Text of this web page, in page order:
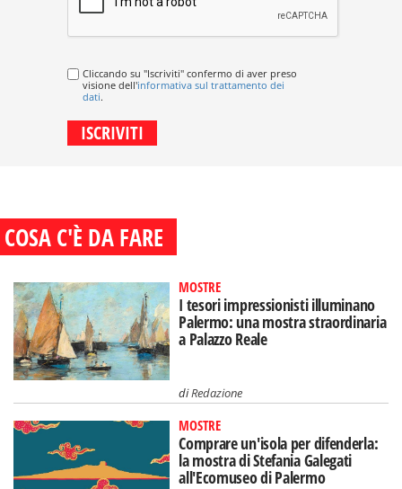
Cliccando su "Iscriviti" confermo di aver preso
visione dell'informativa sul trattamento dei
dati.
COSA C'È DA FARE
MOSTRE
I tesori impressionisti illuminano
Palermo: una mostra straordinaria
a Palazzo Reale
diRedazione
MOSTRE
Comprare un'isola per difenderla:
la mostra di Stefania Galegati
all'Ecomuseo di Palermo